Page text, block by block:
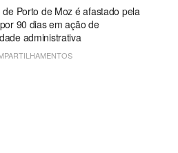
de Porto de Moz é afastado pela
90 dias em ação de
administrativa